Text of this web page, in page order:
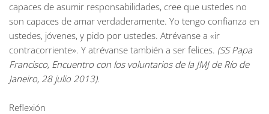
capaces de asumir responsabilidades, cree que ustedes no
son capaces de amar verdaderamente. Yo tengo confianza en
ustedes, jóvenes, y pido por ustedes. Atrévanse a «ir
contracorriente». Y atrévanse también a ser felices. (SS Papa
Francisco, Encuentro con los voluntarios de la JMJ de Río de
Janeiro, 28 julio 2013).
Reflexión